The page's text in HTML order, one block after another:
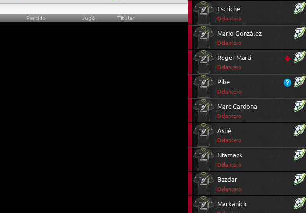
Partido Jugó Titular
Escriche
Delantero
Mario González
Delantero
Roger Martí
Delantero
Pibe
Delantero
Marc Cardona
Delantero
Asué
Delantero
Ntamack
Delantero
Bazdar
Delantero
Markanich